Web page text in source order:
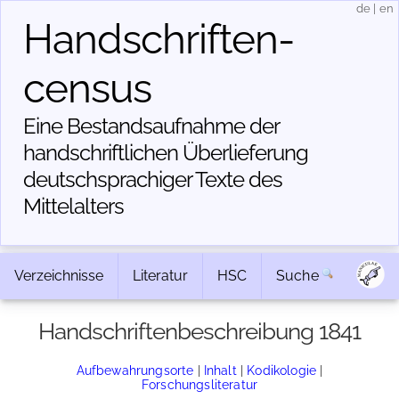
Handschriften­
census
Eine Bestandsaufnahme der
handschriftlichen Über­lieferung
deutschsprachiger Texte des
Mittelalters
de en
Verzeichnisse Literatur HSC Suche
Handschriftenbeschreibung 1841
Aufbewahrungsorte | Inhalt | Kodikologie |
Forschungsliteratur